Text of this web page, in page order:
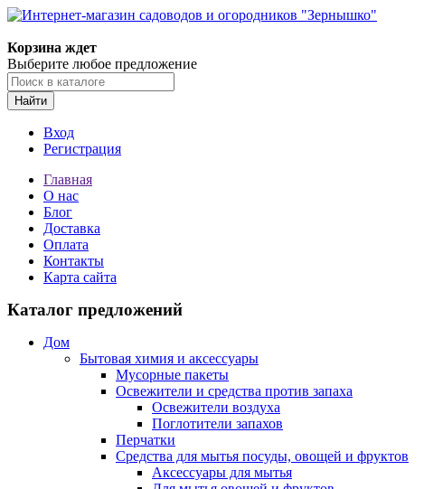
Корзина ждет
Выберите любое предложение
Найти
Вход
Регистрация
Главная
О нас
Блог
Доставка
Оплата
Контакты
Карта сайта
Каталог предложений
Дом
Бытовая химия и аксессуары
Мусорные пакеты
Освежители и средства против запаха
Освежители воздуха
Поглотители запахов
Перчатки
Средства для мытья посуды, овощей и фруктов
Аксессуары для мытья